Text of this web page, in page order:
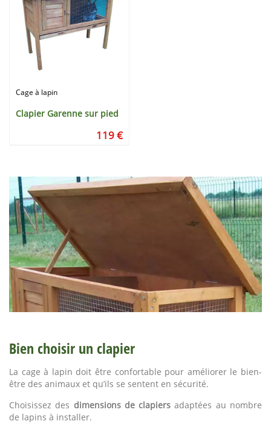
Cage à lapin
Clapier Garenne sur pied
119 €
Bien choisir un clapier
La cage à lapin doit être confortable pour améliorer le bien-
être des animaux et qu’ils se sentent en sécurité.
Choisissez des dimensions de clapiers adaptées au nombre
de lapins à installer.